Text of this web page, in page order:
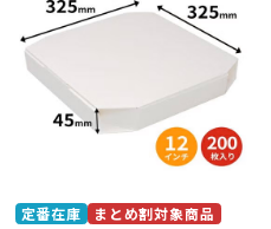
定番在庫 まとめ割対象商品